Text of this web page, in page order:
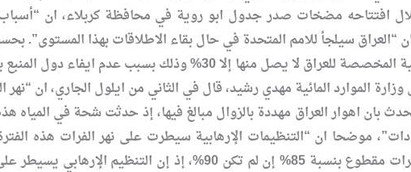
افتتاحه مضخات صدر جدول ابو روية في محافظة كربلاء، ان
“العراق سيلجأ للامم المتحدة في حال بقاء الاطلاقات بهذا المستوى”.
30% وذلك بسبب عدم ايفاء دول المنبع بتعهداتها المتفق عليه”.
الموارد المائية مهدي رشيد، قال في الثاني من ايلول الجاري، ان “نهر الفرات مقطوع
بان اهوار العراق مهددة بالزوال مبالغ فيها، إذ حدثت شحة في
موضحا ان “التنظيمات الإرهابية سيطرت على نهر الفرات هذه
المناسبة”، لافتا إلى إن “نهر الفرات مقطوع بنسبة 85% إن